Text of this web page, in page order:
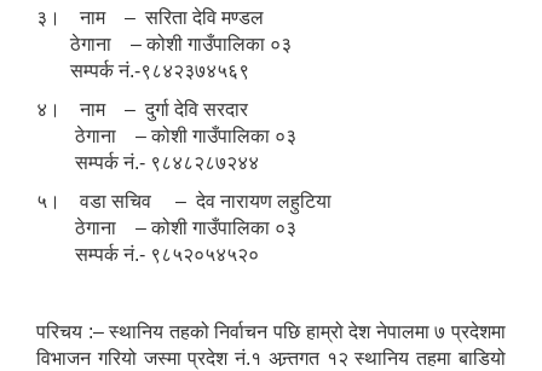
३। नाम – सरिता देवि मण्डल
ठेगाना – कोशी गाउँपालिका ०३
सम्पर्क नं.-९८४२३७४५६९
४। नाम – दुर्गा देवि सरदार
ठेगाना – कोशी गाउँपालिका ०३
सम्पर्क नं.- ९८४८२८७२४४
५। वडा सचिव – देव नारायण लहुटिया
ठेगाना – कोशी गाउँपालिका ०३
सम्पर्क नं.- ९८५२०५४५२०
परिचय :– स्थानिय तहको निर्वाचन पछि हाम्रो देश नेपालमा ७ प्रदेशमा
विभाजन गरियो जस्मा प्रदेश नं.१ अन्र्तगत १२ स्थानिय तहमा बाडियो